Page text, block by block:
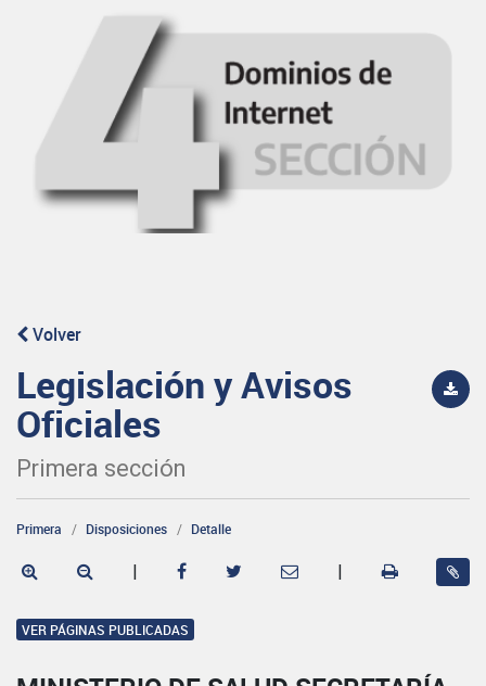
Volver
Legislación y Avisos
Oficiales
Primera sección
Primera Disposiciones Detalle
| |
VER PÁGINAS PUBLICADAS